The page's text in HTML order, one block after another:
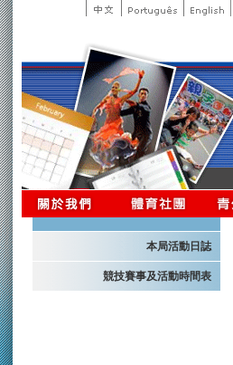
本局活動日誌
競技賽事及活動時間表